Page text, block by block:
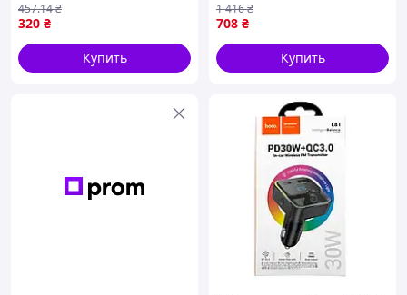
ФМ модулятор в авто /
Трансмиттер для
автомобиля от
прикуривателя
320 ₴
457.14₴
Купить
Блютуз передатчик в
машину, Fm Доставка по
Украине
708 ₴
1 416₴
Купить